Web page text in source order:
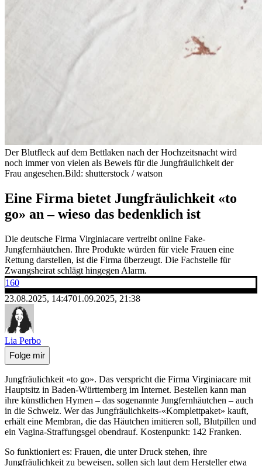
Der Blutfleck auf dem Bettlaken nach der Hochzeitsnacht wird
noch immer von vielen als Beweis für die Jungfräulichkeit der
Frau angesehen.Bild: shutterstock / watson
Eine Firma bietet Jungfräulichkeit «to
go» an – wieso das bedenklich ist
Die deutsche Firma Virginiacare vertreibt online Fake-
Jungfernhäutchen. Ihre Produkte würden für viele Frauen eine
Rettung darstellen, ist die Firma überzeugt. Die Fachstelle für
Zwangsheirat schlägt hingegen Alarm.
160
23.08.2025, 14:4701.09.2025, 21:38
Lia Perbo
Folge mir
Jungfräulichkeit «to go». Das verspricht die Firma Virginiacare mit
Hauptsitz in Baden-Württemberg im Internet. Bestellen kann man
ihre künstlichen Hymen – das sogenannte Jungfernhäutchen – auch
in die Schweiz. Wer das Jungfräulichkeits-«Komplettpaket» kauft,
erhält eine Membran, die das Häutchen imitieren soll, Blutpillen und
ein Vagina-Straffungsgel obendrauf. Kostenpunkt: 142 Franken.
So funktioniert es: Frauen, die unter Druck stehen, ihre
Jungfräulichkeit zu beweisen, sollen sich laut dem Hersteller etwa